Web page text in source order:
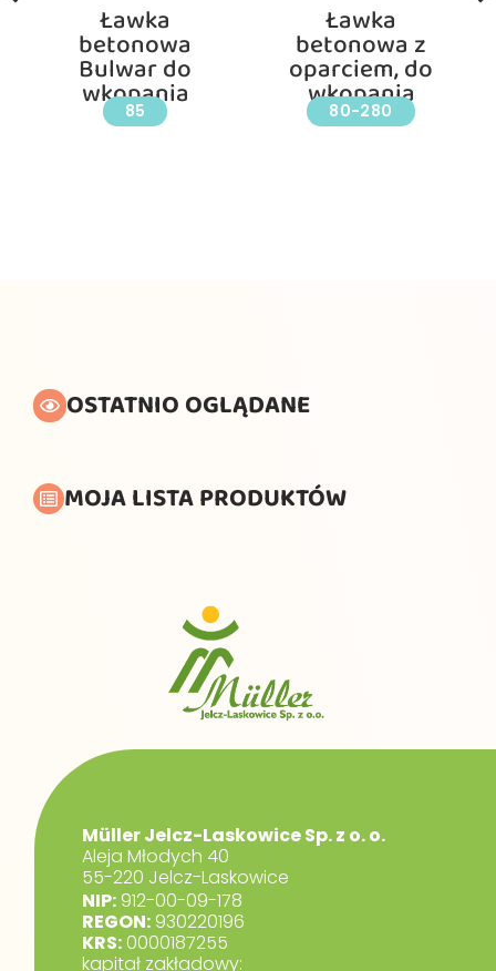
Ławka
betonowa
Bulwar do
wkopania
85
Ławka
betonowa z
oparciem, do
wkopania
80-280
OSTATNIO OGLĄDANE
MOJA LISTA PRODUKTÓW
Müller Jelcz-Laskowice Sp. z o. o.
Aleja Młodych 40
55-220 Jelcz-Laskowice
NIP: 912-00-09-178
REGON: 930220196
KRS:0000187255
kapitał zakładowy: